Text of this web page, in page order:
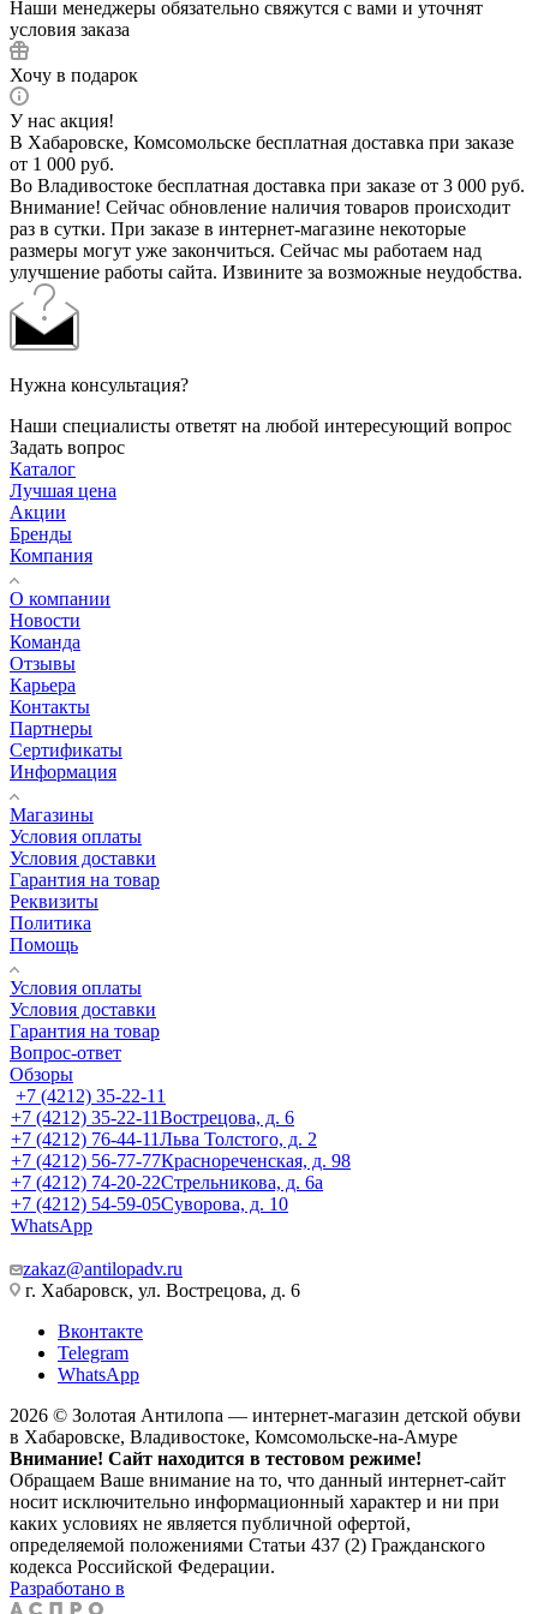
Наши менеджеры обязательно свяжутся с вами и уточнят
условия заказа
Хочу в подарок
У нас акция!
В Хабаровске, Комсомольске бесплатная доставка при заказе
от 1 000 руб.
Во Владивостоке бесплатная доставка при заказе от 3 000 руб.
Внимание! Сейчас обновление наличия товаров происходит
раз в сутки. При заказе в интернет-магазине некоторые
размеры могут уже закончиться. Сейчас мы работаем над
улучшение работы сайта. Извините за возможные неудобства.
Нужна консультация?
Наши специалисты ответят на любой интересующий вопрос
Задать вопрос
Каталог
Лучшая цена
Акции
Бренды
Компания
О компании
Новости
Команда
Отзывы
Карьера
Контакты
Партнеры
Сертификаты
Информация
Магазины
Условия оплаты
Условия доставки
Гарантия на товар
Реквизиты
Политика
Помощь
Условия оплаты
Условия доставки
Гарантия на товар
Вопрос-ответ
Обзоры
+7 (4212) 35-22-11
+7 (4212) 35-22-11Вострецова, д. 6
+7 (4212) 76-44-11Льва Толстого, д. 2
+7 (4212) 56-77-77Краснореченская, д. 98
+7 (4212) 74-20-22Стрельникова, д. 6а
+7 (4212) 54-59-05Суворова, д. 10
WhatsApp
zakaz@antilopadv.ru
г. Хабаровск, ул. Вострецова, д. 6
Вконтакте
Telegram
WhatsApp
2026 © Золотая Антилопа — интернет-магазин детской обуви
в Хабаровске, Владивостоке, Комсомольске-на-Амуре
Внимание! Сайт находится в тестовом режиме!
Обращаем Ваше внимание на то, что данный интернет-сайт
носит исключительно информационный характер и ни при
каких условиях не является публичной офертой,
определяемой положениями Статьи 437 (2) Гражданского
кодекса Российской Федерации.
Разработано в